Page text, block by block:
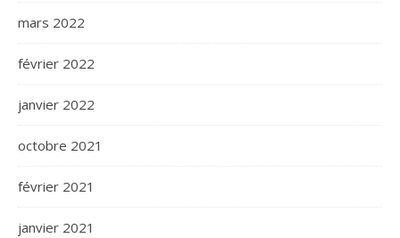
mars 2022
février 2022
janvier 2022
octobre 2021
février 2021
janvier 2021